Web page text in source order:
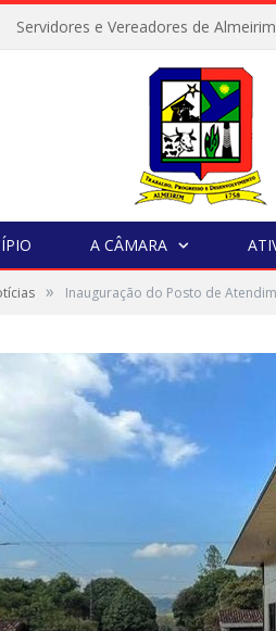
A CÂMARA
» Inauguração do Posto de